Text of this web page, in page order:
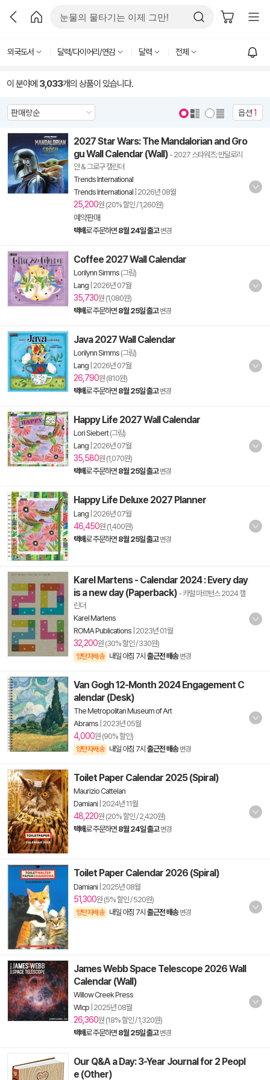
외국도서 달력/다이어리/연감 달력 전체
이 분야에 3,033개의 상품이 있습니다.
옵션1
2027 Star Wars: The Mandalorian and Gro
gu Wall Calendar (Wall) - 2027 스타워즈: 만달로리
안 & 그로구 캘린더
Trends International
Trends International 2026년 08월
25,200원 (20% 할인 / 1,260원)
예약판매
택배로 주문하면 8월 24일 출고 변경
Coffee 2027 Wall Calendar
Lorilynn Simms (그림)
Lang 2026년 07월
35,730원 (1,080원)
택배로 주문하면 8월 25일 출고 변경
Java 2027 Wall Calendar
Lorilynn Simms (그림)
Lang 2026년 07월
26,790원 (810원)
택배로 주문하면 8월 25일 출고 변경
Happy Life 2027 Wall Calendar
Lori Siebert(그림)
Lang 2026년 07월
35,580원 (1,070원)
택배로 주문하면 8월 25일 출고 변경
Happy Life Deluxe 2027 Planner
Lang 2026년 07월
46,450원 (1,400원)
택배로 주문하면 8월 25일 출고 변경
Karel Martens - Calendar 2024 : Every day
is a new day (Paperback) - 카럴 마르턴스 2024 캘
린더
Karel Martens
ROMA Publications 2023년 01월
32,200원 (30% 할인 / 330원)
양탄자배송 내일 아침 7시 출근전 배송 변경
Van Gogh 12-Month 2024 Engagement C
alendar (Desk)
The Metropolitan Museum of Art
Abrams 2023년 05월
4,000원 (90% 할인)
양탄자배송 내일 아침 7시 출근전 배송 변경
Toilet Paper Calendar 2025 (Spiral)
Maurizio Cattelan
Damiani 2024년 11월
48,220원 (20% 할인 / 2,420원)
택배로 주문하면 8월 24일 출고 변경
Toilet Paper Calendar 2026 (Spiral)
Damiani 2025년 08월
51,300원 (5% 할인 / 520원)
양탄자배송 내일 아침 7시 출근전 배송 변경
James Webb Space Telescope 2026 Wall
Calendar (Wall)
Willow Creek Press
Wlcp 2025년 08월
26,360원 (18% 할인 / 1,320원)
택배로 주문하면 8월 25일 출고 변경
Our Q&A a Day: 3-Year Journal for 2 Peopl
e (Other)